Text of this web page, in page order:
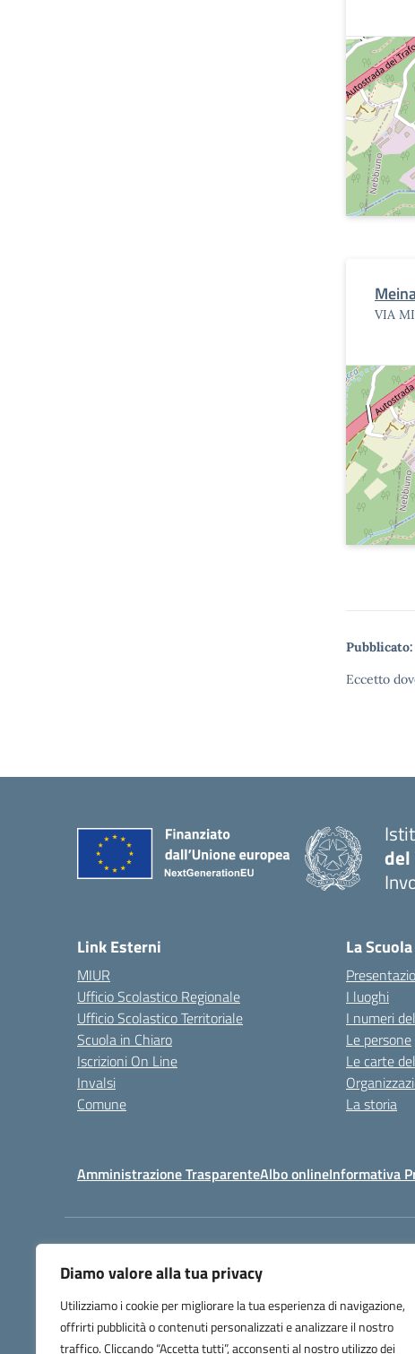
Diamo valore alla tua privacy
Utilizziamo i cookie per migliorare la tua esperienza di navigazione,
offrirti pubblicità o contenuti personalizzati e analizzare il nostro
traffico. Cliccando “Accetta tutti”, acconsenti al nostro utilizzo dei
VIA
Pubblicato:
Eccetto
del
Link Esterni
MIUR
Ufficio Scolastico Regionale
Ufficio Scolastico Territoriale
Scuola in Chiaro
Iscrizioni On Line
Invalsi
Comune
La Scuola
I luoghi
I numeri
Le persone
Le carte
La storia
Amministrazione TrasparenteAlbo onlineInformativa